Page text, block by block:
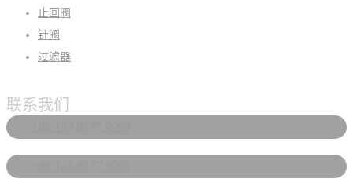
止回阀
针阀
过滤器
联系我们